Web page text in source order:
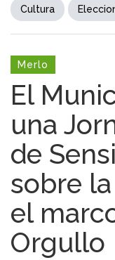
Cultura
Merlo
El
una
de
sobre
el
Orgullo